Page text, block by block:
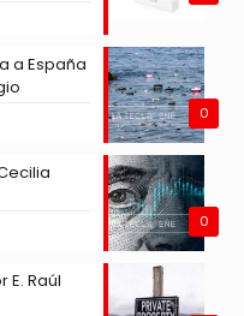
0
a España
0
E. Raúl